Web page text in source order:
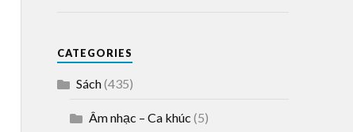
CATEGORIES
Sách(435)
Âm nhạc – Ca khúc (5)